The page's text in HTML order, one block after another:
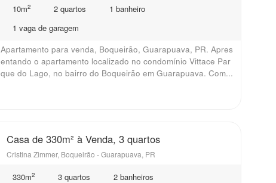
10m2 2 quartos
1 banheiro
1 vaga de garagem
Apartamento para venda, Boqueirão, Guarapuava, PR. Apres
entando o apartamento localizado no condomínio Vittace Par
que do Lago, no bairro do Boqueirão em Guarapuava. Com...
Casa de 330m² à Venda, 3 quartos
Cristina Zimmer, Boqueirão - Guarapuava, PR
330m2 3 quartos
2 banheiros